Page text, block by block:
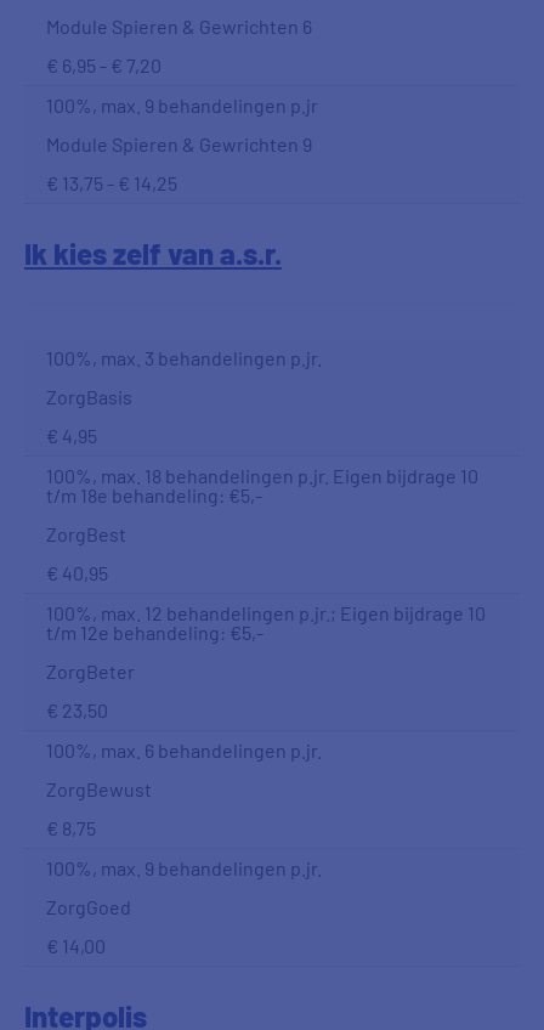
Module Spieren & Gewrichten 6
€ 6,95 - € 7,20
100%, max. 9 behandelingen p.jr
Module Spieren & Gewrichten 9
€ 13,75 - € 14,25
Ik kies zelf van a.s.r.
100%, max. 3 behandelingen p.jr.
ZorgBasis
€ 4,95
100%, max. 18 behandelingen p.jr. Eigen bijdrage 10
t/m 18e behandeling: €5,-
ZorgBest
€ 40,95
100%, max. 12 behandelingen p.jr.; Eigen bijdrage 10
t/m 12e behandeling: €5,-
ZorgBeter
€ 23,50
100%, max. 6 behandelingen p.jr.
ZorgBewust
€ 8,75
100%, max. 9 behandelingen p.jr.
ZorgGoed
€ 14,00
Interpolis